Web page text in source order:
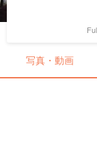
写真・動画